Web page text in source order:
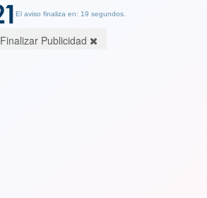
El aviso finaliza en: 19 segundos.
Finalizar Publicidad